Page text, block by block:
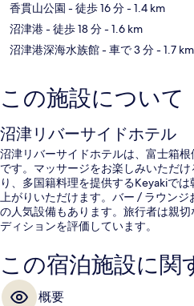
香貫山公園 - 徒歩 16 分- 1.4 km
沼津港- 徒歩 18 分- 1.6 km
沼津港深海水族館- 車で 3 分- 1.7 km
この施設について
沼津リバーサイドホテル
沼津リバーサイドホテルは、富士箱
です。マッサージをお楽しみいただ
り、多国籍料理を提供するKeyakiで
上がりいただけます。バー / ラウン
の人気設備もあります。旅行者は親
ディションを評価しています。
この宿泊施設に関
概要